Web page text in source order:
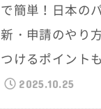
で簡単！日本の
新・申請のやり
つけるポイント
2025.10.25